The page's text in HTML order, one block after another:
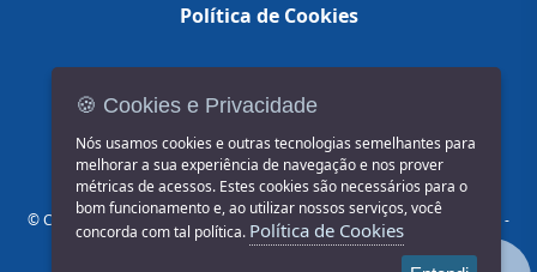
Política de Cookies
© COPYRIGHT 2026, Prefeitura Municipal de Jahu | Rua Paissandu, 444 -
Centro CEP: 17201-900
🍪 Cookies e Privacidade
Nós usamos cookies e outras tecnologias semelhantes para
melhorar a sua experiência de navegação e nos prover
métricas de acessos. Estes cookies são necessários para o
bom funcionamento e, ao utilizar nossos serviços, você
concorda com tal política. Política de Cookies